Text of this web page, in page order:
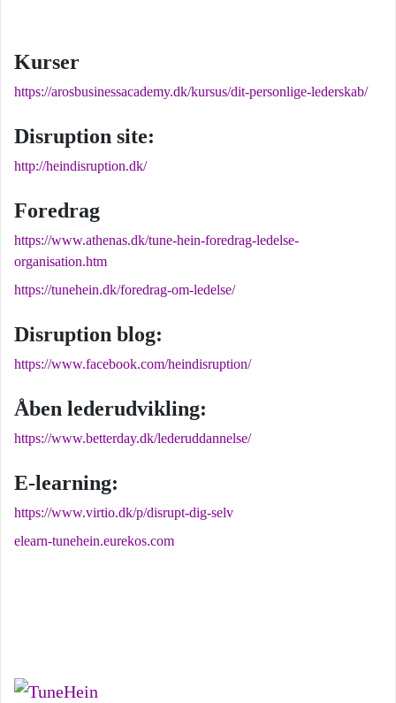
Kurser
https://arosbusinessacademy.dk/kursus/dit-personlige-lederskab/
Disruption site:
http://heindisruption.dk/
Foredrag
https://www.athenas.dk/tune-hein-foredrag-ledelse-
organisation.htm
https://tunehein.dk/foredrag-om-ledelse/
Disruption blog:
https://www.facebook.com/heindisruption/
Åben lederudvikling:
https://www.betterday.dk/lederuddannelse/
E-learning:
https://www.virtio.dk/p/disrupt-dig-selv
elearn-tunehein.eurekos.com